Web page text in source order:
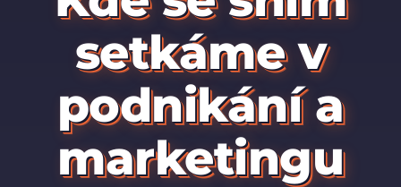
setkáme v
podnikání a
marketingu